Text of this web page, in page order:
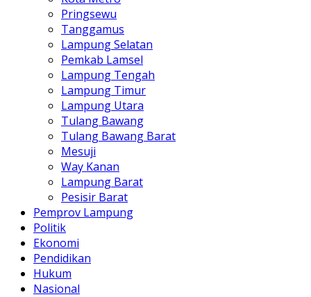
Pringsewu
Tanggamus
Lampung Selatan
Pemkab Lamsel
Lampung Tengah
Lampung Timur
Lampung Utara
Tulang Bawang
Tulang Bawang Barat
Mesuji
Way Kanan
Lampung Barat
Pesisir Barat
Pemprov Lampung
Politik
Ekonomi
Pendidikan
Hukum
Nasional